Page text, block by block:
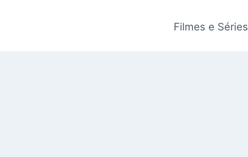
Filmes e Séries